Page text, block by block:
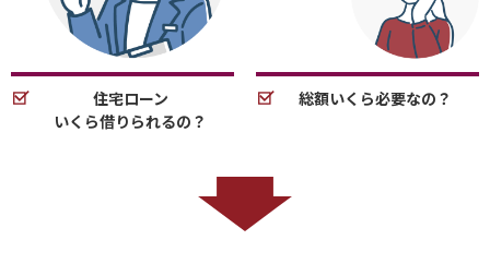
住宅ローン
いくら借りられるの？
総額いくら必要なの？